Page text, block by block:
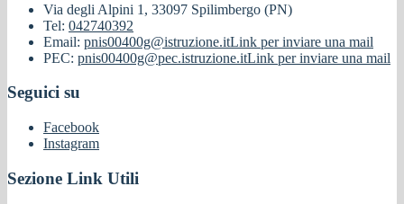
Via degli Alpini 1, 33097 Spilimbergo (PN)
Tel: 042740392
Email: pnis00400g@istruzione.itLink per inviare una mail
PEC: pnis00400g@pec.istruzione.itLink per inviare una mail
Seguici su
Facebook
Instagram
Sezione Link Utili